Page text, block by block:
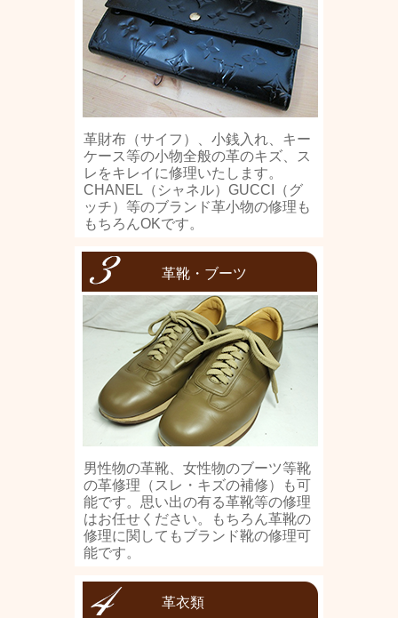
革財布（サイフ）、小銭入れ、キー
ケース等の小物全般の革のキズ、ス
レをキレイに修理いたします。
CHANEL（シャネル）GUCCI（グ
ッチ）等のブランド革小物の修理も
もちろんOKです。
革靴・ブーツ
男性物の革靴、女性物のブーツ等靴
の革修理（スレ・キズの補修）も可
能です。思い出の有る革靴等の修理
はお任せください。もちろん革靴の
修理に関してもブランド靴の修理可
能です。
革衣類